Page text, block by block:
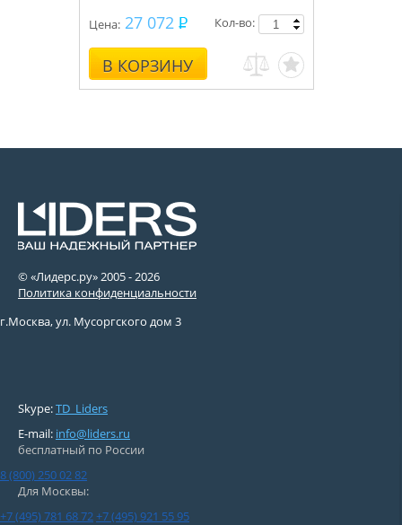
Цена: 27 072
В КОРЗИНУ
Кол-во:
© «Лидерс.ру» 2005 -2026
Политика конфиденциальности
г.Москва, ул. Мусоргского дом 3
Skype:TD_Liders
E-mail: info@liders.ru
бесплатный по России
8 (800) 250 02 82
Для Москвы:
+7 (495) 781 68 72+7 (495) 921 55 95